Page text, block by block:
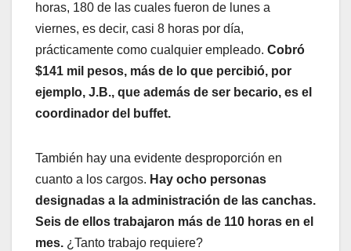
horas, 180 de las cuales fueron de lunes a
viernes, es decir, casi 8 horas por día,
prácticamente como cualquier empleado. Cobró
$141 mil pesos, más de lo que percibió, por
ejemplo, J.B., que además de ser becario, es el
coordinador del buffet.
También hay una evidente desproporción en
cuanto a los cargos. Hay ocho personas
designadas a la administración de las canchas.
Seis de ellos trabajaron más de 110 horas en el
mes. ¿Tanto trabajo requiere?